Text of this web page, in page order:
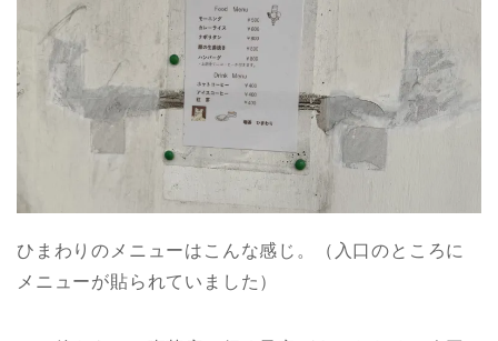
ひまわりのメニューはこんな感じ。（入口のところに
メニューが貼られていました）